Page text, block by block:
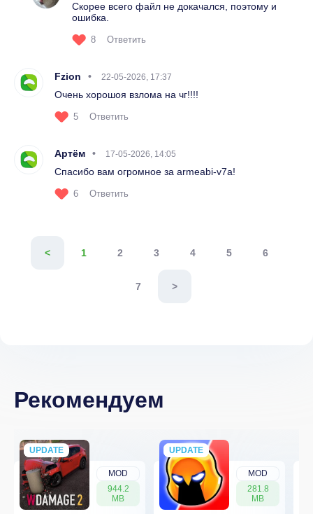
Скорее всего файл не докачался, поэтому и
ошибка.
8 Ответить
Fzion 22-05-2026, 17:37
Очень хорошоя взлома на чг!!!!
5 Ответить
Артём 17-05-2026, 14:05
Спасибо вам огромное за armeabi-v7a!
6 Ответить
< 1 2 3 4 5 6
7 >
Рекомендуем
MOD
944.2
MB
UPDATE
NEW
MOD
281.8
MB
UPDATE
NEW